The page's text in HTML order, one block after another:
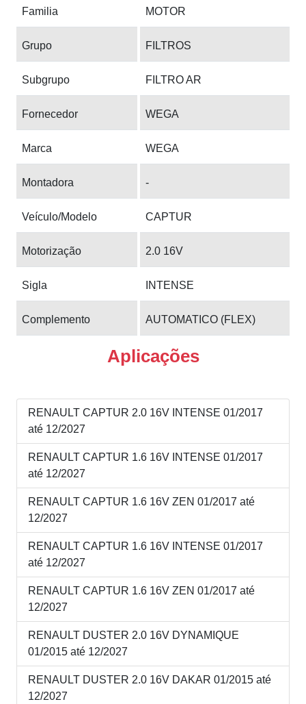
Familia MOTOR
Grupo FILTROS
Subgrupo FILTRO AR
Fornecedor WEGA
Marca WEGA
Montadora -
Veículo/Modelo CAPTUR
Motorização 2.0 16V
Sigla INTENSE
Complemento AUTOMATICO (FLEX)
Aplicações
RENAULT CAPTUR 2.0 16V INTENSE 01/2017
até 12/2027
RENAULT CAPTUR 1.6 16V INTENSE 01/2017
até 12/2027
RENAULT CAPTUR 1.6 16V ZEN 01/2017 até
12/2027
RENAULT CAPTUR 1.6 16V INTENSE 01/2017
até 12/2027
RENAULT CAPTUR 1.6 16V ZEN 01/2017 até
12/2027
RENAULT DUSTER 2.0 16V DYNAMIQUE
01/2015 até 12/2027
RENAULT DUSTER 2.0 16V DAKAR 01/2015 até
12/2027